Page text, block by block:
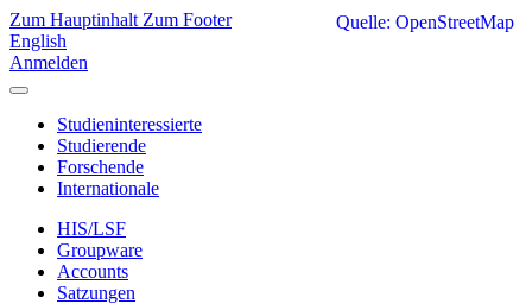
Zum Hauptinhalt Zum Footer
English
Anmelden
Studieninteressierte
Studierende
Forschende
Internationale
HIS/LSF
Groupware
Accounts
Satzungen
Quelle: OpenStreetMap